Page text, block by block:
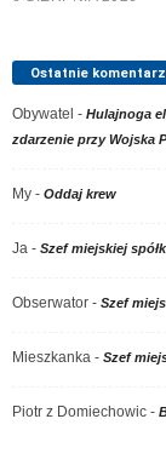
Ostatnie
Obywatel - Hulajnoga
zdarzenie przy Wojska
My - Oddaj krew
Ja - Szef miejskiej
Obserwator - Szef
Mieszkanka - Szef
Piotr z Domiechowic -